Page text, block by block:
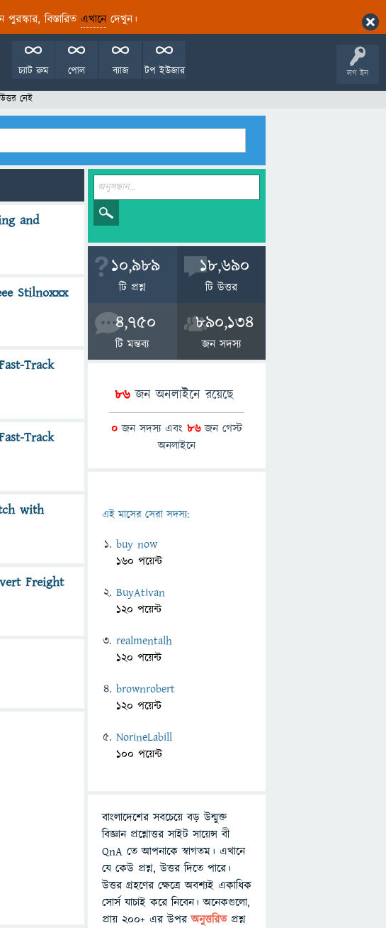
বিস্তারিত এখানেদেখুন।
লগ ইন
টপ ইউজার
ব্যাজ
পোল
চ্যাট রুম
নেই
and
Stilnoxxx
Track
Track
with
Freight
10,989
টি প্রশ্ন
18,690
টি উত্তর
4,750
টি মন্তব্য
890,134
জন সদস্য
86জন অনলাইনে রয়েছে
0 জন সদস্য এবং 86জন গেস্ট
অনলাইনে
এই মাসের সেরা সদস্য:
buy now
160 পয়েন্ট
BuyAtivan
120 পয়েন্ট
realmentalh
120 পয়েন্ট
brownrobert
120 পয়েন্ট
NorineLabill
100 পয়েন্ট
বাংলাদেশের সবচেয়ে বড় উন্মুক্ত
বিজ্ঞান প্রশ্নোত্তর সাইট সায়েন্স বী
QnA তে আপনাকে স্বাগতম। এখানে
যে কেউ প্রশ্ন, উত্তর দিতে পারে।
উত্তর গ্রহণের ক্ষেত্রে অবশ্যই একাধিক
সোর্স যাচাই করে নিবেন। অনেকগুলো,
প্রায় ২০০+ এর উপরঅনুত্তরিতপ্রশ্ন